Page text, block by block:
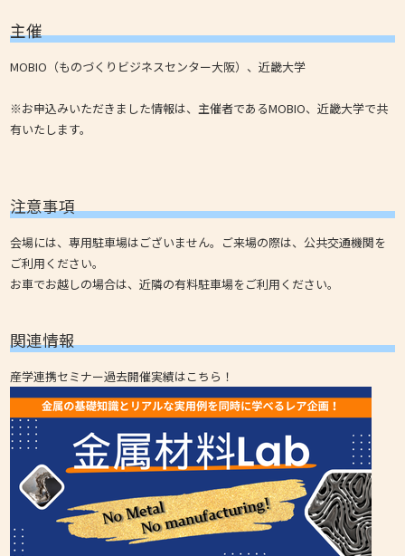
主催
MOBIO（ものづくりビジネスセンター大阪）、近畿大学
※お申込みいただきました情報は、主催者であるMOBIO、近畿大学で共
有いたします。
注意事項
会場には、専用駐車場はございません。ご来場の際は、公共交通機関を
ご利用ください。
お車でお越しの場合は、近隣の有料駐車場をご利用ください。
関連情報
産学連携セミナー過去開催実績はこちら！